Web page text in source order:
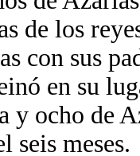
de los
con sus
en su
y ocho de
seis meses.